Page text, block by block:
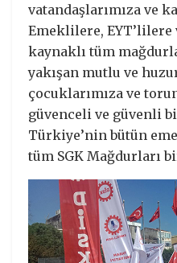
vatandaşlarımıza ve
Emeklilere, EYT’lilere
kaynaklı tüm
yakışan mutlu ve
çocuklarımıza ve
güvenceli ve güvenli
Türkiye’nin bütün
tüm SGK Mağdurları